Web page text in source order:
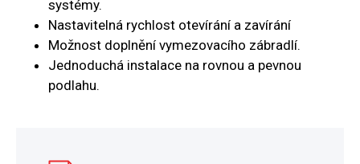
systémy.
Nastavitelná rychlost otevírání a zavírání
Možnost doplnění vymezovacího zábradlí.
Jednoduchá instalace na rovnou a pevnou
podlahu.